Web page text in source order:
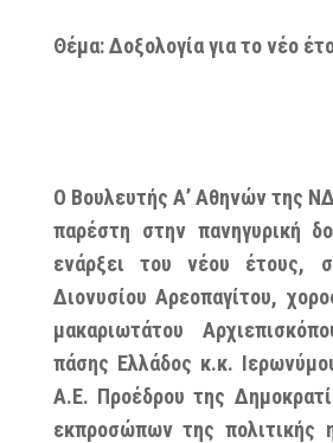
Θέμα: Δοξολογία για το νέο
Ο Βουλευτής Α’ Αθηνών της
παρέστη στην πανηγυρική
ενάρξει του νέου έτους,
Διονυσίου Αρεοπαγίτου,
μακαριωτάτου
πάσης Ελλάδος κ.κ.
Α.Ε. Προέδρου της
εκπροσώπων της πολιτικής